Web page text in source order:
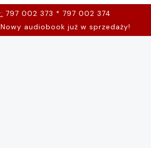
797 002 373 * 797 002 374
audiobook już w sprzedaży!